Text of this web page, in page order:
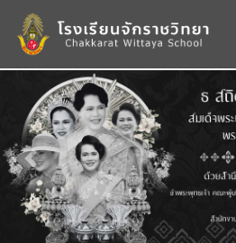
Previous